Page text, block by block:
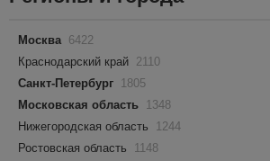
Москва 6422
Краснодарский край 2110
Санкт-Петербург 1805
Московская область 1348
Нижегородская область
1244
Ростовская область
1148